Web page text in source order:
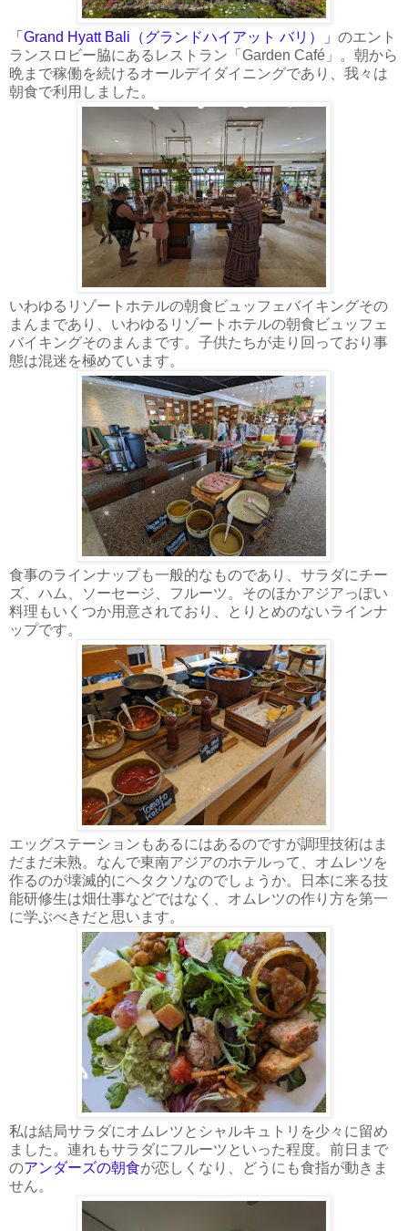
「Grand Hyatt Bali（グランドハイアット バリ）」 のエント
ランスロビー脇にあるレストラン「Garden Café」。朝から
晩まで稼働を続けるオールデイダイニングであり、我々は
朝食で利用しました。
いわゆるリゾートホテルの朝食ビュッフェバイキングその
まんまであり、いわゆるリゾートホテルの朝食ビュッフェ
バイキングそのまんまです。子供たちが走り回っており事
態は混迷を極めています。
食事のラインナップも一般的なものであり、サラダにチー
ズ、ハム、ソーセージ、フルーツ。そのほかアジアっぽい
料理もいくつか用意されており、とりとめのないラインナ
ップです。
エッグステーションもあるにはあるのですが調理技術はま
だまだ未熟。なんで東南アジアのホテルって、オムレツを
作るのが壊滅的にヘタクソなのでしょうか。日本に来る技
能研修生は畑仕事などではなく、オムレツの作り方を第一
に学ぶべきだと思います。
私は結局サラダにオムレツとシャルキュトリを少々に留め
ました。連れもサラダにフルーツといった程度。前日まで
のアンダーズの朝食が恋しくなり、どうにも食指が動きま
せん。